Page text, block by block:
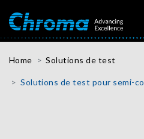
Home Solutions de test
Solutions de test pour semi-